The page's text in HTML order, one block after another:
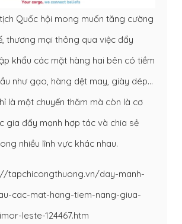
Quốc hội mong muốn tăng cường
thương mại thông qua việc đẩy
khẩu các mặt hàng hai bên có tiềm
như gạo, hàng dệt may, giày dép…
là một chuyến thăm mà còn là cơ
gia đẩy mạnh hợp tác và chia sẻ
nhiều lĩnh vực khác nhau.
tapchicongthuong.vn/day-manh-
cac-mat-hang-tiem-nang-giua-
leste-124467.htm